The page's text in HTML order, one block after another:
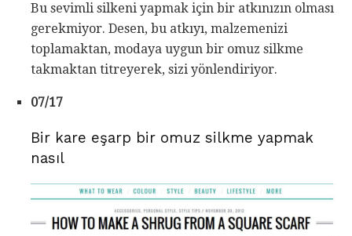
Bu sevimli silkeni yapmak için bir atkınızın olması
gerekmiyor. Desen, bu atkıyı, malzemenizi
toplamaktan, modaya uygun bir omuz silkme
takmaktan titreyerek, sizi yönlendiriyor.
07/17
Bir kare eşarp bir omuz silkme yapmak
nasıl